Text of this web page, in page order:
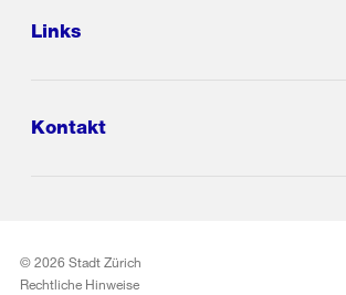
Links
Kontakt
© 2026 Stadt Zürich
Rechtliche Hinweise